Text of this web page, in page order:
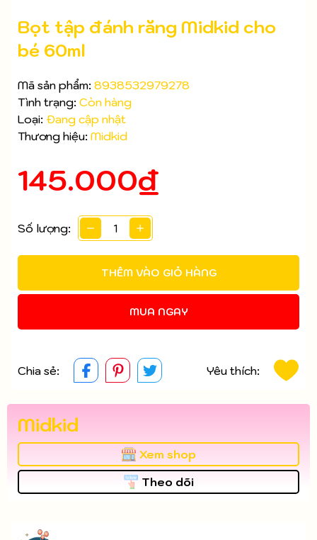
Bọt tập đánh răng Midkid cho
bé 60ml
Mã sản phẩm: 8938532979278
Tình trạng: Còn hàng
Loại: Đang cập nhật
Thương hiệu: Midkid
145.000₫
Số lượng:
THÊM VÀO GIỎ HÀNG
MUA NGAY
Mã giảm giá:
Ngày hết hạn:
Chia sẻ: Yêu thích:
Midkid
Xem shop
Theo dõi